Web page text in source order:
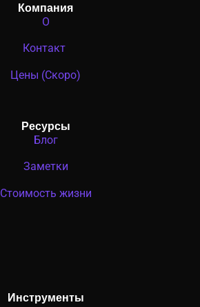
Компания
О
Контакт
Цены (Скоро)
Ресурсы
Блог
Заметки
Стоимость жизни
Инструменты